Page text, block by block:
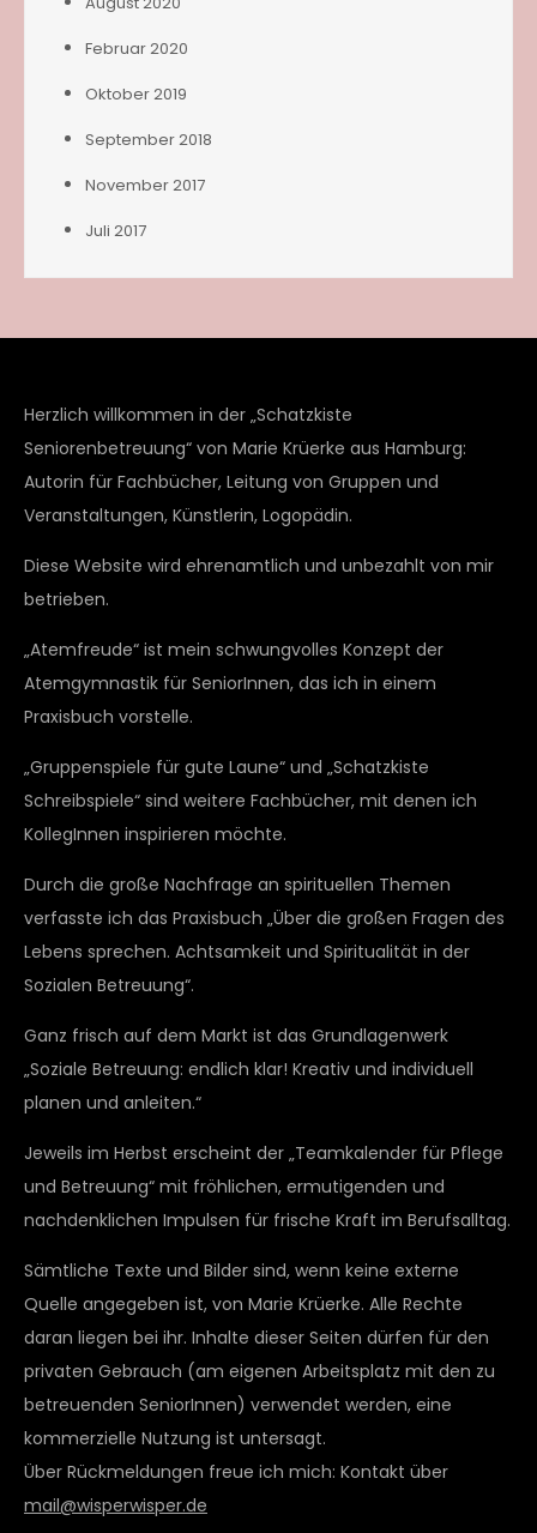
Februar 2020
Oktober 2019
September 2018
November 2017
Juli 2017
Herzlich willkommen in der „Schatzkiste
Seniorenbetreuung“ von Marie Krüerke aus Hamburg:
Autorin für Fachbücher, Leitung von Gruppen und
Veranstaltungen, Künstlerin, Logopädin.
Diese Website wird ehrenamtlich und unbezahlt von mir
betrieben.
„Atemfreude“ ist mein schwungvolles Konzept der
Atemgymnastik für SeniorInnen, das ich in einem
Praxisbuch vorstelle.
„Gruppenspiele für gute Laune“ und „Schatzkiste
Schreibspiele“ sind weitere Fachbücher, mit denen ich
KollegInnen inspirieren möchte.
Durch die große Nachfrage an spirituellen Themen
verfasste ich das Praxisbuch „Über die großen Fragen des
Lebens sprechen. Achtsamkeit und Spiritualität in der
Sozialen Betreuung“.
Ganz frisch auf dem Markt ist das Grundlagenwerk
„Soziale Betreuung: endlich klar! Kreativ und individuell
planen und anleiten.“
Jeweils im Herbst erscheint der „Teamkalender für Pflege
und Betreuung“ mit fröhlichen, ermutigenden und
nachdenklichen Impulsen für frische Kraft im Berufsalltag.
Sämtliche Texte und Bilder sind, wenn keine externe
Quelle angegeben ist, von Marie Krüerke. Alle Rechte
daran liegen bei ihr. Inhalte dieser Seiten dürfen für den
privaten Gebrauch (am eigenen Arbeitsplatz mit den zu
betreuenden SeniorInnen) verwendet werden, eine
kommerzielle Nutzung ist untersagt.
Über Rückmeldungen freue ich mich: Kontakt über
mail@wisperwisper.de